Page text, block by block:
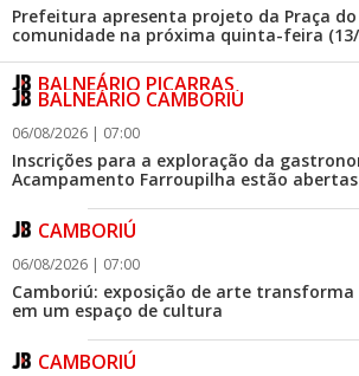
Prefeitura apresenta projeto da Praça do
comunidade na próxima quinta-feira
BALNEÁRIO PIÇARRAS
BALNEÁRIO CAMBORIÚ
06/08/2026 | 07:00
Inscrições para a exploração da
Acampamento Farroupilha estão abertas
CAMBORIÚ
06/08/2026 | 07:00
Camboriú: exposição de arte transforma
em um espaço de cultura
CAMBORIÚ